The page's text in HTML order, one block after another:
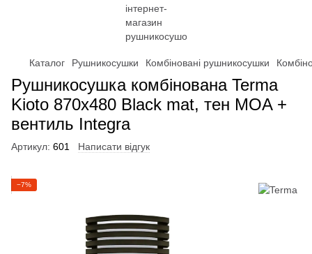
Каталог Рушникосушки Комбіновані рушникосушки
Рушникосушка комбінована Terma
Kioto 870x480 Black mat, тен MOA +
вентиль Integra
Артикул: 601 Написати відгук
−7%